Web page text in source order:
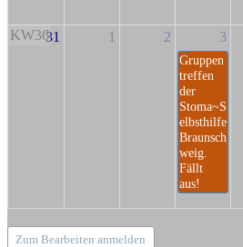
KW3631 1 2 3
Gruppen
treffen
der
Stoma~S
elbsthilfe
Braunsch
weig.
Fällt
aus!
Zum Bearbeiten anmelden